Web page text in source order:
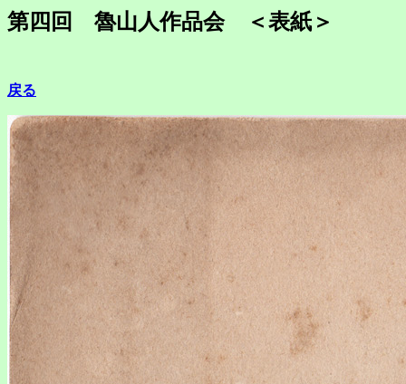
第四回 魯山人作品会 ＜表紙＞
戻る